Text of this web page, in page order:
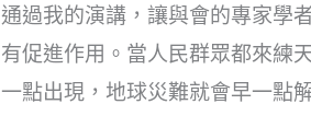
通過我的演講，讓與會的專家學
有促進作用。當人民群眾都來練
一點出現，地球災難就會早一點